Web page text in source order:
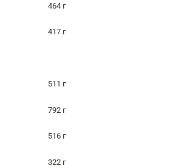
464 г
417 г
511 г
792 г
516 г
322 г